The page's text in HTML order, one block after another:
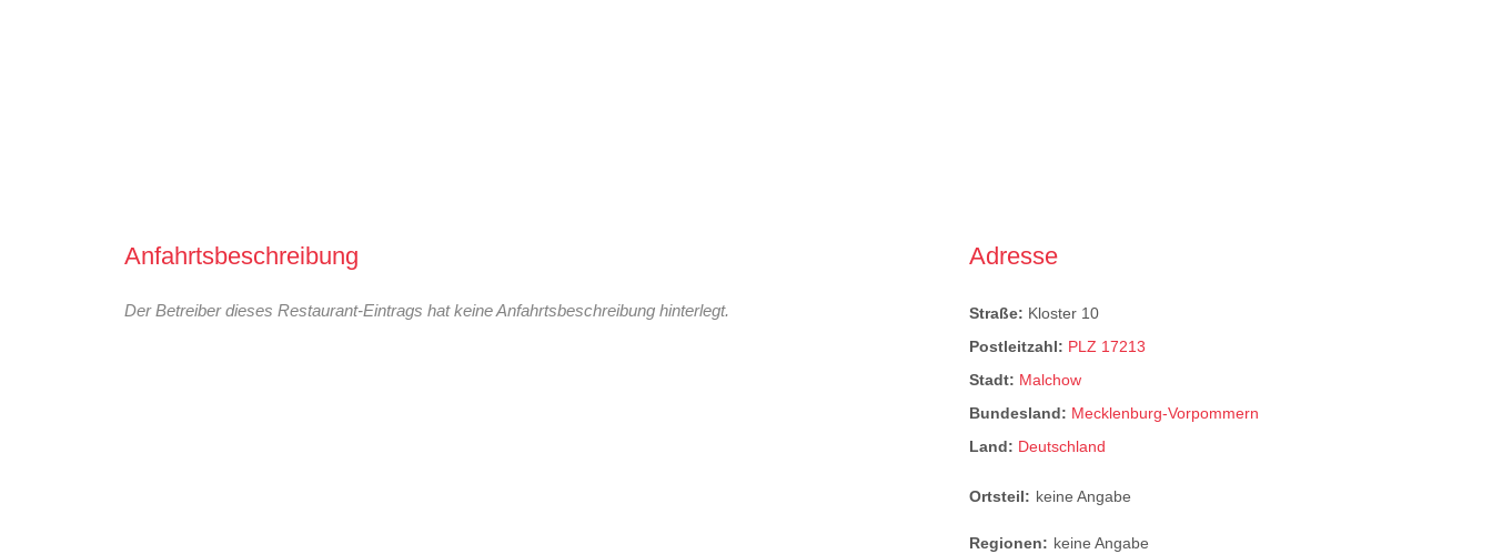
Anfahrtsbeschreibung
Der Betreiber dieses Restaurant-Eintrags hat keine Anfahrtsbeschreibung hinterlegt.
Adresse
Straße: Kloster 10
Postleitzahl: PLZ 17213
Stadt: Malchow
Bundesland: Mecklenburg-Vorpommern
Land: Deutschland
Ortsteil: keine Angabe
Regionen: keine Angabe